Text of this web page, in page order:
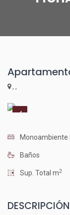
, ,
Monoambiente
Baños
Sup. Total m2
DESCRIPCIÓN